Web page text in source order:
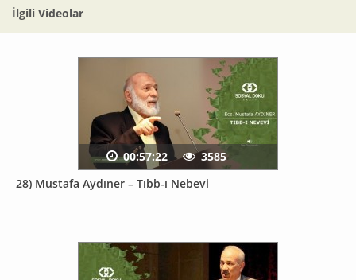
İlgili Videolar
28) Mustafa Aydıner – Tıbb-ı Nebevi
00:57:22 3585